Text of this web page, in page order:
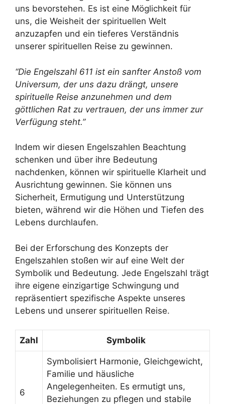
uns bevorstehen. Es ist eine Möglichkeit für
uns, die Weisheit der spirituellen Welt
anzuzapfen und ein tieferes Verständnis
unserer spirituellen Reise zu gewinnen.
“Die Engelszahl 611 ist ein sanfter Anstoß vom
Universum, der uns dazu drängt, unsere
spirituelle Reise anzunehmen und dem
göttlichen Rat zu vertrauen, der uns immer zur
Verfügung steht.”
Indem wir diesen Engelszahlen Beachtung
schenken und über ihre Bedeutung
nachdenken, können wir spirituelle Klarheit und
Ausrichtung gewinnen. Sie können uns
Sicherheit, Ermutigung und Unterstützung
bieten, während wir die Höhen und Tiefen des
Lebens durchlaufen.
Bei der Erforschung des Konzepts der
Engelszahlen stoßen wir auf eine Welt der
Symbolik und Bedeutung. Jede Engelszahl trägt
ihre eigene einzigartige Schwingung und
repräsentiert spezifische Aspekte unseres
Lebens und unserer spirituellen Reise.
Zahl Symbolik
6
Symbolisiert Harmonie, Gleichgewicht,
Familie und häusliche
Angelegenheiten. Es ermutigt uns,
Beziehungen zu pflegen und stabile